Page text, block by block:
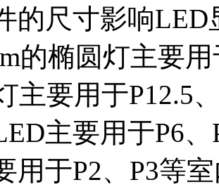
的尺寸影响
的椭圆灯主要
主要用于P12.5
主要用于P6
用于P2、P3等